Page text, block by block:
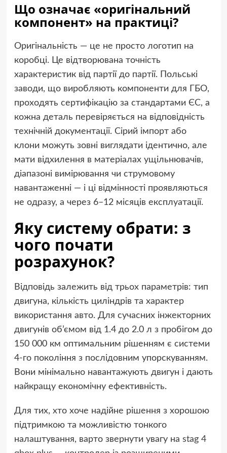
Що означає «оригінальний
компонент» на практиці?
Оригінальність — це не просто логотип на
коробці. Це відтворювана точність
характеристик від партії до партії. Польські
заводи, що виробляють компоненти для ГБО,
проходять сертифікацію за стандартами ЄС, а
кожна деталь перевіряється на відповідність
технічній документації. Сірий імпорт або
клони можуть зовні виглядати ідентично, але
мати відхилення в матеріалах ущільнювачів,
діапазоні вимірювання чи струмовому
навантаженні — і ці відмінності проявляються
не одразу, а через 6–12 місяців експлуатації.
Яку систему обрати: з
чого почати
розрахунок?
Відповідь залежить від трьох параметрів: тип
двигуна, кількість циліндрів та характер
використання авто. Для сучасних інжекторних
двигунів об’ємом від 1.4 до 2.0 л з пробігом до
150 000 км оптимальним рішенням є системи
4-го покоління з послідовним упорскуванням.
Вони мінімально навантажують двигун і дають
найкращу економічну ефективність.
Для тих, хто хоче надійне рішення з хорошою
підтримкою та можливістю тонкого
налаштування, варто звернути увагу на stag 4